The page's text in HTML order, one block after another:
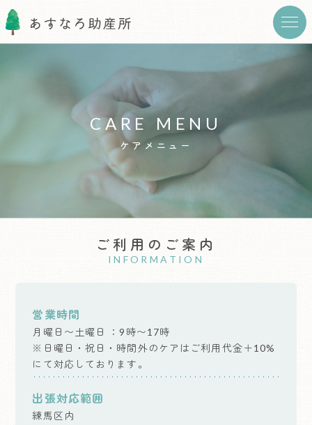
CARE MENU
ケアメニュー
ご利用のご案内
INFORMATION
営業時間
月曜日〜土曜日 ：9時〜17時
※日曜日・祝日・時間外のケアはご利用代金＋10%
にて対応しております。
出張対応範囲
練馬区内